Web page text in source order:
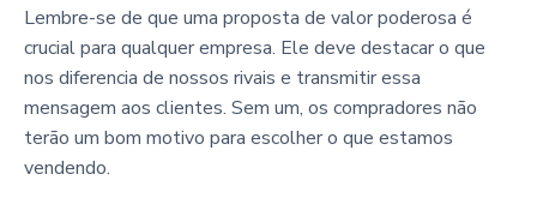
Lembre-se de que uma proposta de valor poderosa é
crucial para qualquer empresa. Ele deve destacar o que
nos diferencia de nossos rivais e transmitir essa
mensagem aos clientes. Sem um, os compradores não
terão um bom motivo para escolher o que estamos
vendendo.